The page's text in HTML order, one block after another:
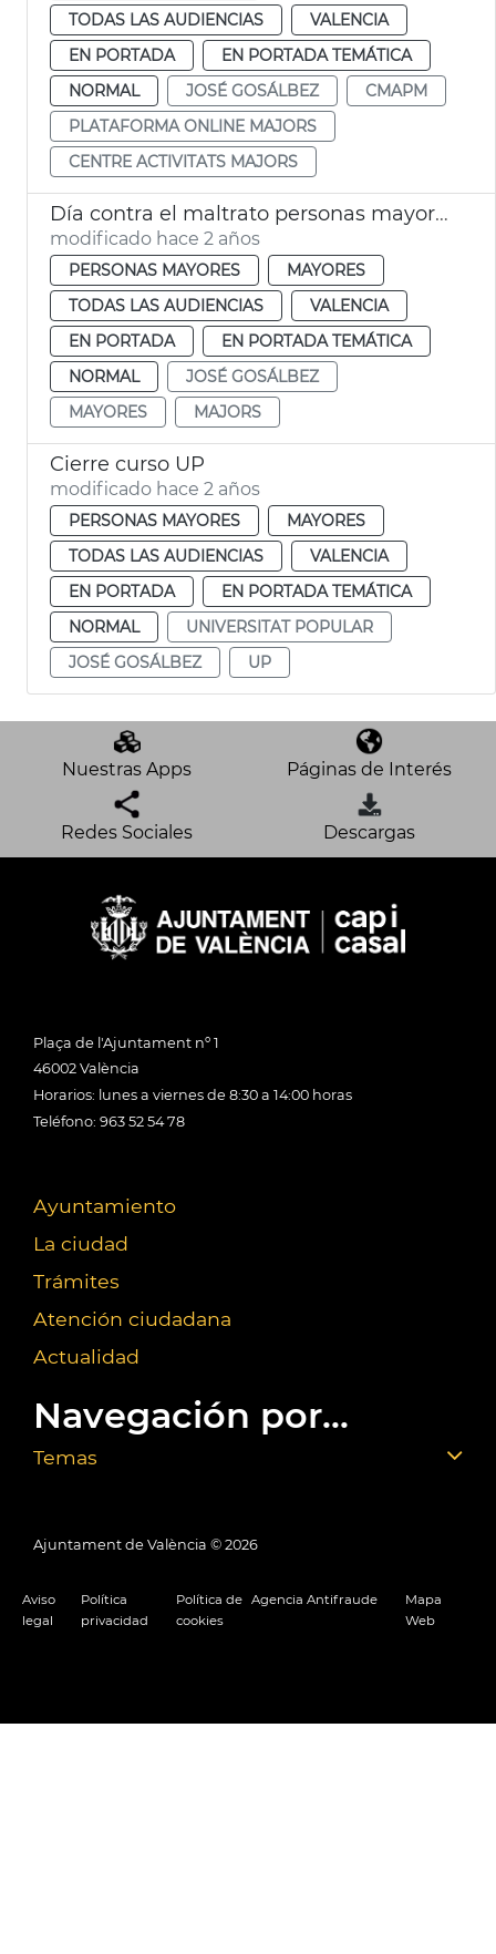
TODAS LAS AUDIENCIAS
VALENCIA
EN PORTADA
EN PORTADA TEMÁTICA
NORMAL
JOSÉ GOSÁLBEZ
CMAPM
PLATAFORMA ONLINE MAJORS
CENTRE ACTIVITATS MAJORS
Día contra el maltrato personas mayores
modificado hace 2 años
PERSONAS MAYORES
MAYORES
TODAS LAS AUDIENCIAS
VALENCIA
EN PORTADA
EN PORTADA TEMÁTICA
NORMAL
JOSÉ GOSÁLBEZ
MAYORES
MAJORS
Cierre curso UP
modificado hace 2 años
PERSONAS MAYORES
MAYORES
TODAS LAS AUDIENCIAS
VALENCIA
EN PORTADA
EN PORTADA TEMÁTICA
NORMAL
UNIVERSITAT POPULAR
JOSÉ GOSÁLBEZ
UP
Nuestras Apps Páginas de Interés
Redes Sociales Descargas
Plaça de l'Ajuntament nº 1
46002 València
Horarios: lunes a viernes de 8:30 a 14:00 horas
Teléfono: 963 52 54 78
Ayuntamiento
La ciudad
Trámites
Atención ciudadana
Actualidad
Navegación por...
Temas
Ajuntament de València © 2026
Aviso
legal
Política
privacidad
Política de
cookies
Agencia Antifraude
Mapa
Web